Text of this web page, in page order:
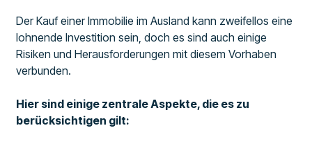
Der Kauf einer Immobilie im Ausland kann zweifellos eine
lohnende Investition sein, doch es sind auch einige
Risiken und Herausforderungen mit diesem Vorhaben
verbunden.
Hier sind einige zentrale Aspekte, die es zu
berücksichtigen gilt: